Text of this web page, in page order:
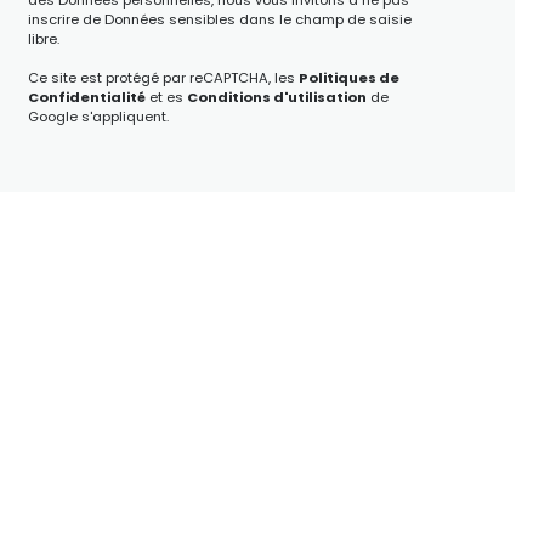
inscrire de Données sensibles dans le champ de saisie
libre.
Ce site est protégé par reCAPTCHA, les Politiques de
Confidentialitéet es Conditions d'utilisation de
Google s'appliquent.